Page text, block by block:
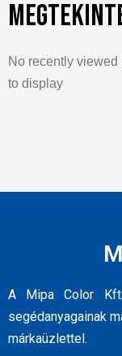
No recently viewed
to display
A Mipa Color
segédanyagainak
márkaüzlettel.